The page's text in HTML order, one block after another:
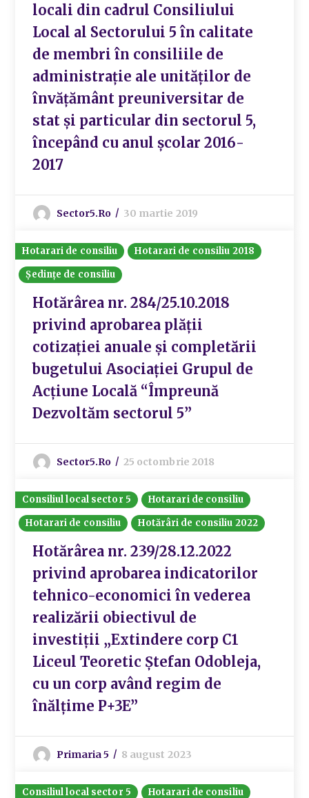
locali din cadrul Consiliului
Local al Sectorului 5 în calitate
de membri în consiliile de
administraţie ale unităţilor de
învăţământ preuniversitar de
stat și particular din sectorul 5,
începând cu anul şcolar 2016-
2017
Sector5.ro 30 martie 2019
Hotarari de consiliu
Hotarari de consiliu 2018
Ședințe de consiliu
Hotărârea nr. 284/25.10.2018
privind aprobarea plății
cotizației anuale și completării
bugetului Asociației Grupul de
Acțiune Locală “Împreună
Dezvoltăm sectorul 5”
Sector5.ro 25 octombrie 2018
Consiliul local sector 5
Hotarari de consiliu
Hotarari de consiliu
Hotărâri de consiliu 2022
Hotărârea nr. 239/28.12.2022
privind aprobarea indicatorilor
tehnico-economici în vederea
realizării obiectivul de
investiții „Extindere corp C1
Liceul Teoretic Ștefan Odobleja,
cu un corp având regim de
înălțime P+3E”
Primaria 5 8 august 2023
Consiliul local sector 5 Hotarari de consiliu